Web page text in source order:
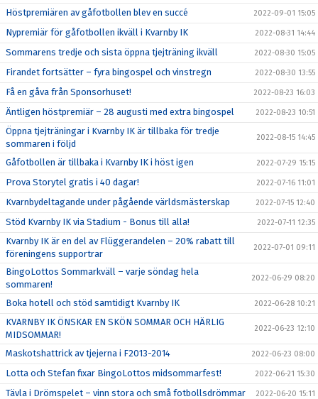
Höstpremiären av gåfotbollen blev en succé 2022-09-01 15:05
Nypremiär för gåfotbollen ikväll i Kvarnby IK 2022-08-31 14:44
Sommarens tredje och sista öppna tjejträning ikväll 2022-08-30 15:05
Firandet fortsätter – fyra bingospel och vinstregn 2022-08-30 13:55
Få en gåva från Sponsorhuset! 2022-08-23 16:03
Äntligen höstpremiär – 28 augusti med extra bingospel 2022-08-23 10:51
Öppna tjejträningar i Kvarnby IK är tillbaka för tredje
sommaren i följd
2022-08-15 14:45
Gåfotbollen är tillbaka i Kvarnby IK i höst igen 2022-07-29 15:15
Prova Storytel gratis i 40 dagar! 2022-07-16 11:01
Kvarnbydeltagande under pågående världsmästerskap 2022-07-15 12:40
Stöd Kvarnby IK via Stadium - Bonus till alla! 2022-07-11 12:35
Kvarnby IK är en del av Flüggerandelen – 20% rabatt till
föreningens supportrar
2022-07-01 09:11
BingoLottos Sommarkväll – varje söndag hela
sommaren!
2022-06-29 08:20
Boka hotell och stöd samtidigt Kvarnby IK 2022-06-28 10:21
KVARNBY IK ÖNSKAR EN SKÖN SOMMAR OCH HÄRLIG
MIDSOMMAR!
2022-06-23 12:10
Maskotshattrick av tjejerna i F2013-2014 2022-06-23 08:00
Lotta och Stefan fixar BingoLottos midsommarfest! 2022-06-21 15:30
Tävla i Drömspelet – vinn stora och små fotbollsdrömmar 2022-06-20 15:11